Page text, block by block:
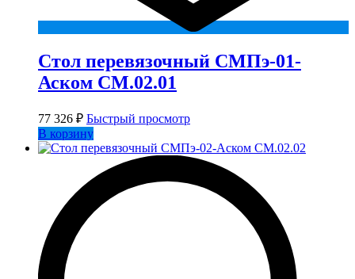
Стол перевязочный СМПэ-01-
Аском СМ.02.01
77 326 ₽ Быстрый просмотр
В корзину